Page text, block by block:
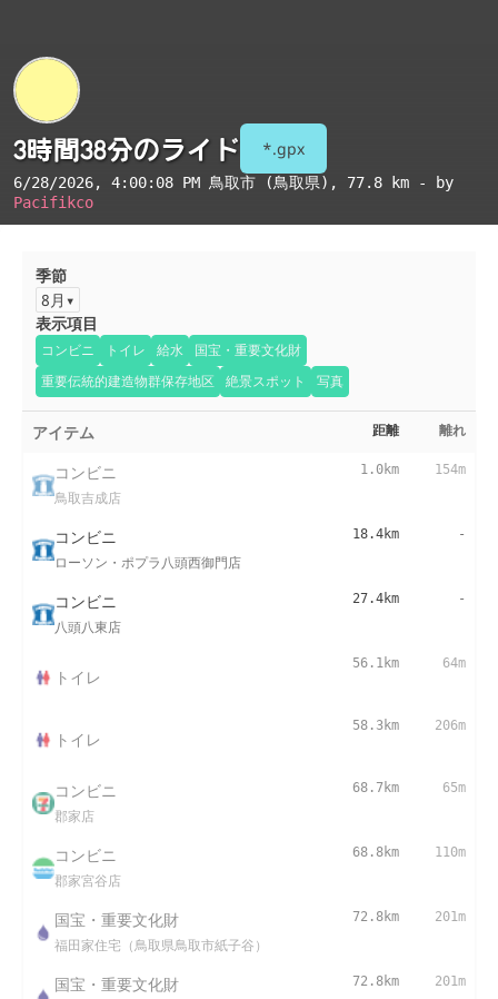
3時間38分のライド *.gpx
6/28/2026, 4:00:08 PM 鳥取市 (鳥取県) , 77.8 km - by
Pacifikco
季節
8月
表示項目
コンビニ トイレ 給水
国宝・重要文化財
重要伝統的建造物群保存地区
絶景スポット 写真
アイテム 距離 離れ
コンビニ
鳥取吉成店
1.0km 154m
コンビニ
ローソン・ポプラ八頭西御門店
18.4km -
コンビニ
八頭八東店
27.4km -
トイレ
56.1km 64m
トイレ
58.3km 206m
コンビニ
郡家店
68.7km 65m
コンビニ
郡家宮谷店
68.8km 110m
国宝・重要文化財
福田家住宅（鳥取県鳥取市紙子谷）
72.8km 201m
国宝・重要文化財 72.8km 201m